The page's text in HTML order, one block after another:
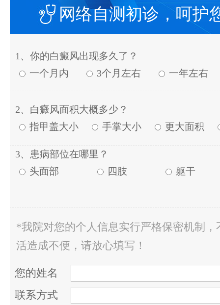
网络自测初诊，呵护
1、你的白癜风出现多久了？
一个月内
3个月左右 一年左右
2、白癜风面积大概多少？
指甲盖大小
手掌大小 更大面积
3、患病部位在哪里？
头面部
四肢 躯干
*我院对您的个人信息实行严格保密机制，
活造成不便，请放心填写！
您的姓名
联系方式